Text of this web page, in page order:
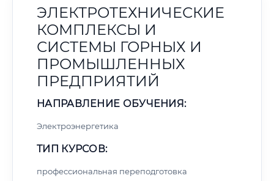
ЭЛЕКТРОТЕХНИЧЕСКИЕ
КОМПЛЕКСЫ И
СИСТЕМЫ ГОРНЫХ И
ПРОМЫШЛЕННЫХ
ПРЕДПРИЯТИЙ
НАПРАВЛЕНИЕ ОБУЧЕНИЯ:
Электроэнергетика
ТИП КУРСОВ:
профессиональная переподготовка